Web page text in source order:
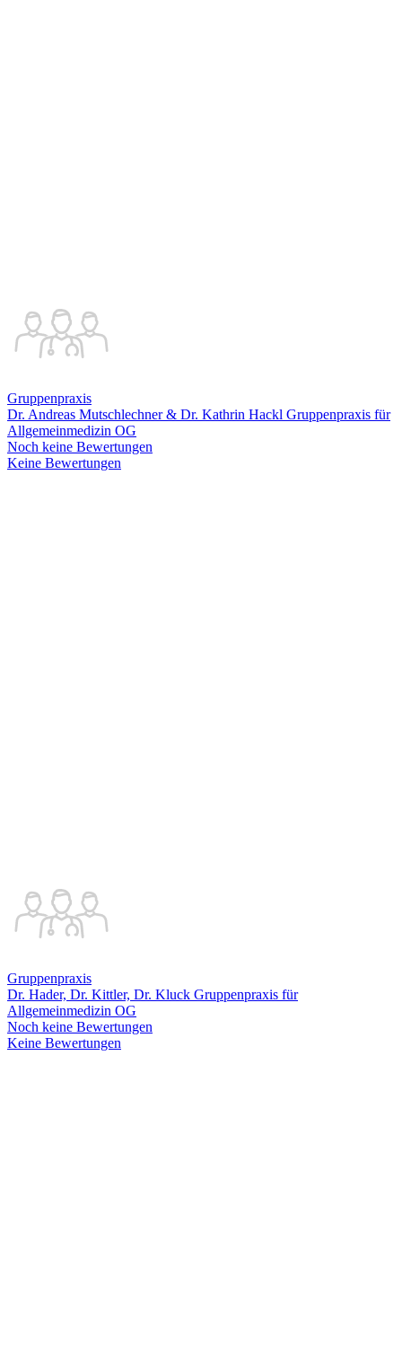
Gruppenpraxis
Dr. Andreas Mutschlechner & Dr. Kathrin Hackl Gruppenpraxis für
Allgemeinmedizin OG
Noch keine Bewertungen
Keine Bewertungen
Gruppenpraxis
Dr. Hader, Dr. Kittler, Dr. Kluck Gruppenpraxis für
Allgemeinmedizin OG
Noch keine Bewertungen
Keine Bewertungen